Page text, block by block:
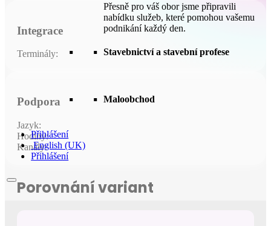
Přesně pro váš obor jsme připravili
nabídku služeb, které pomohou vašemu
podnikání každý den.
Stavebnictví a stavební profese
Maloobchod
Přihlášení
English (UK)
Přihlášení
Integrace
Terminály:
Podpora
Jazyk:
Hodiny:
Kanály:
Porovnání variant